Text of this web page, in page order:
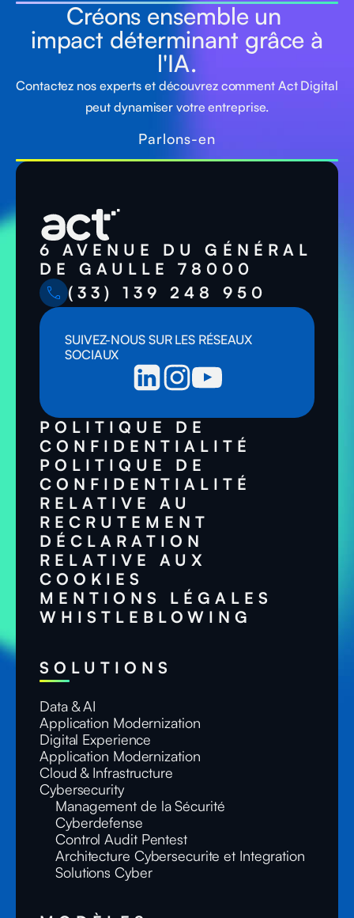
Créons ensemble un
impact déterminant grâce à
l'IA.
Contactez nos experts et découvrez comment Act Digital
peut dynamiser votre entreprise.
Parlons-en
6 AVENUE DU GÉNÉRAL
DE GAULLE 78000
(33) 139 248 950
SUIVEZ-NOUS SUR LES RÉSEAUX
SOCIAUX
POLITIQUE DE
CONFIDENTIALITÉ
POLITIQUE DE
CONFIDENTIALITÉ
RELATIVE AU
RECRUTEMENT
DÉCLARATION
RELATIVE AUX
COOKIES
MENTIONS LÉGALES
WHISTLEBLOWING
SOLUTIONS
Data & AI
Application Modernization
Digital Experience
Application Modernization
Cloud & Infrastructure
Cybersecurity
Management de la Sécurité
Cyberdefense
Control Audit Pentest
Architecture Cybersecurite et Integration
Solutions Cyber